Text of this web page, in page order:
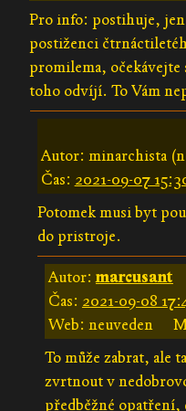
Pro info: postihuje,
postiženci
promilema, očekávejte
toho odvíjí. To Vám
Autor: minarchista
Čas: 2021-09-07
Potomek musi byt
do pristroje.
Autor:marcusant
Čas: 2021-09-08
Web: neuveden
To může zabrat, ale
zvrtnout v
předběžné